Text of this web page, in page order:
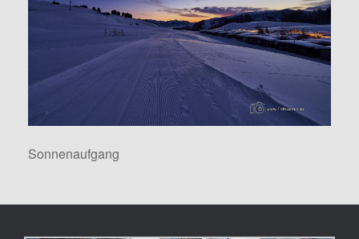
Sonnenaufgang